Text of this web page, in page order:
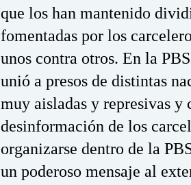
que los han mantenido
fomentadas por los
unos contra otros. En la
unió a presos de distintas
muy aisladas y represivas y
desinformación de los
organizarse dentro de la
un poderoso mensaje al